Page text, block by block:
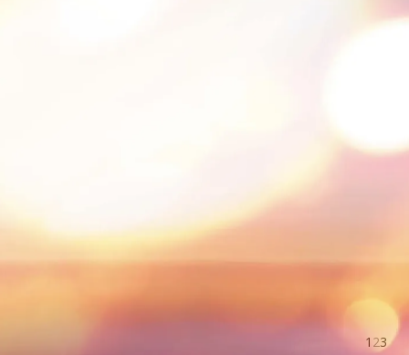
ハリも透明感も結果主義
オルビスユー ドット
1 23